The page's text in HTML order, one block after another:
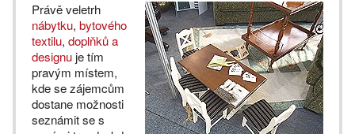
Právě veletrh
nábytku, bytového
textilu, doplňků a
designu je tím
pravým místem,
kde se zájemcům
dostane možnosti
seznámit se s